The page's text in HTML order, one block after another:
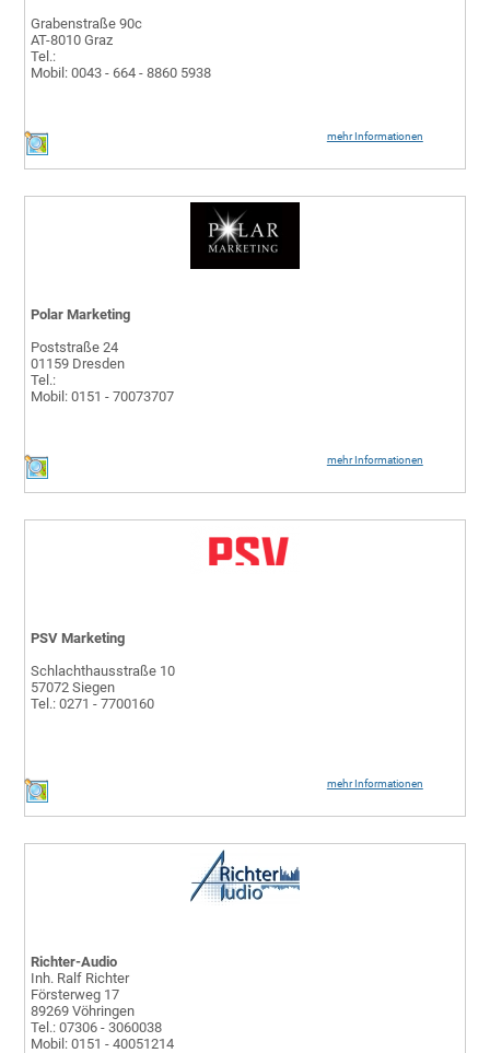
mehr Informationen
Grabenstraße 90c
AT-8010 Graz
Tel.:
Mobil: 0043 - 664 - 8860 5938
mehr Informationen
Polar Marketing
Poststraße 24
01159 Dresden
Tel.:
Mobil: 0151 - 70073707
mehr Informationen
PSV Marketing
Schlachthausstraße 10
57072 Siegen
Tel.: 0271 - 7700160
Richter-Audio
Inh. Ralf Richter
Försterweg 17
89269 Vöhringen
Tel.: 07306 - 3060038
Mobil: 0151 - 40051214